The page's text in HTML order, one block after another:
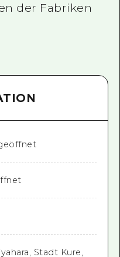
der Fabriken
Stadt Kure,